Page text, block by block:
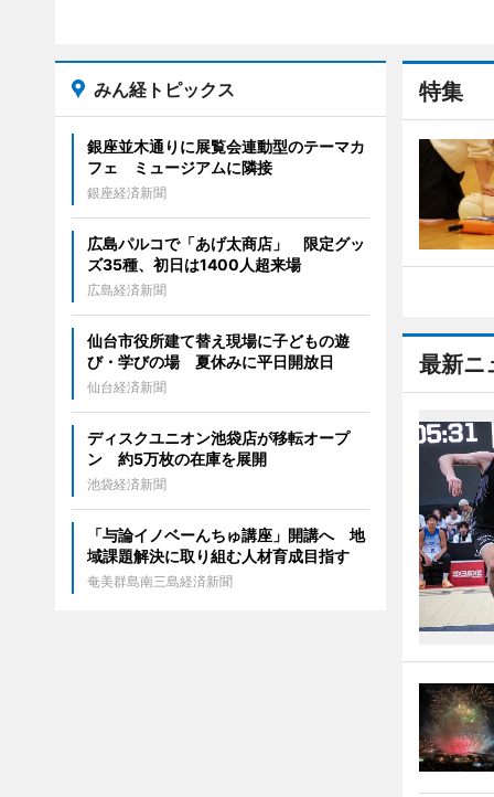
特集
最新ニ
みん経トピックス
銀座並木通りに展覧会連動型のテーマカ
フェ ミュージアムに隣接
銀座経済新聞
広島パルコで「あげ太商店」 限定グッ
ズ35種、初日は1400人超来場
広島経済新聞
仙台市役所建て替え現場に子どもの遊
び・学びの場 夏休みに平日開放日
仙台経済新聞
ディスクユニオン池袋店が移転オープ
ン 約5万枚の在庫を展開
池袋経済新聞
「与論イノベーんちゅ講座」開講へ 地
域課題解決に取り組む人材育成目指す
奄美群島南三島経済新聞